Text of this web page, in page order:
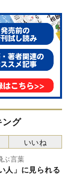
ング
言葉
人」に見られる
いいね